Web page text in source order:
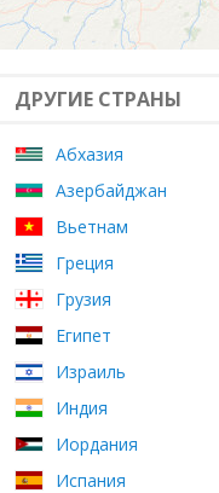
ДРУГИЕ СТРАНЫ
Абхазия
Азербайджан
Вьетнам
Греция
Грузия
Египет
Израиль
Индия
Иордания
Испания